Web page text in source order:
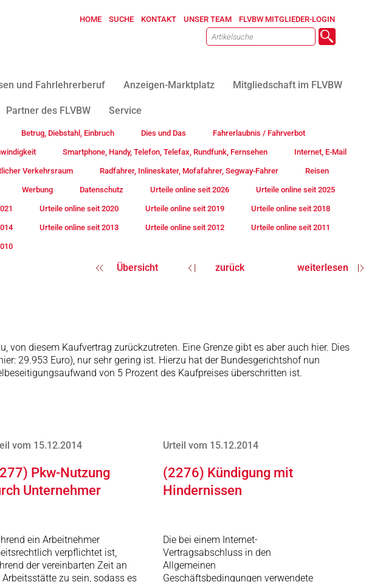
HOME SUCHE KONTAKT UNSER TEAM FLVBW MITGLIEDER-LOGIN
und Fahrlehrerberuf Anzeigen-Marktplatz Mitgliedschaft im FLVBW
Partner des FLVBW Service
Betrug, Diebstahl, Einbruch Dies und Das Fahrerlaubnis / Fahrverbot
Smartphone, Handy, Telefon, Telefax, Rundfunk, Fernsehen Internet, E-Mail
Verkehrsraum Radfahrer, Inlineskater, Mofafahrer, Segway-Fahrer Reisen
Werbung Datenschutz Urteile online seit 2026 Urteile online seit 2025
Urteile online seit 2020 Urteile online seit 2019 Urteile online seit 2018
Urteile online seit 2013 Urteile online seit 2012 Urteile online seit 2011
Übersicht zurück weiterlesen
diesem Kaufvertrag zurückzutreten. Eine Grenze gibt es aber auch hier. Dies
29.953 Euro), nur sehr gering ist. Hierzu hat der Bundesgerichtshof nun
von 5 Prozent des Kaufpreises überschritten ist.
vom 15.12.2014
Pkw-Nutzung
Unternehmer
ein Arbeitnehmer
verpflichtet ist,
der vereinbarten Zeit an
Arbeitsstätte zu sein, sodass es
Urteil vom 15.12.2014
(2276) Kündigung mit
Hindernissen
Die bei einem Internet-
Vertragsabschluss in den
Allgemeinen
Geschäftsbedingungen verwendete